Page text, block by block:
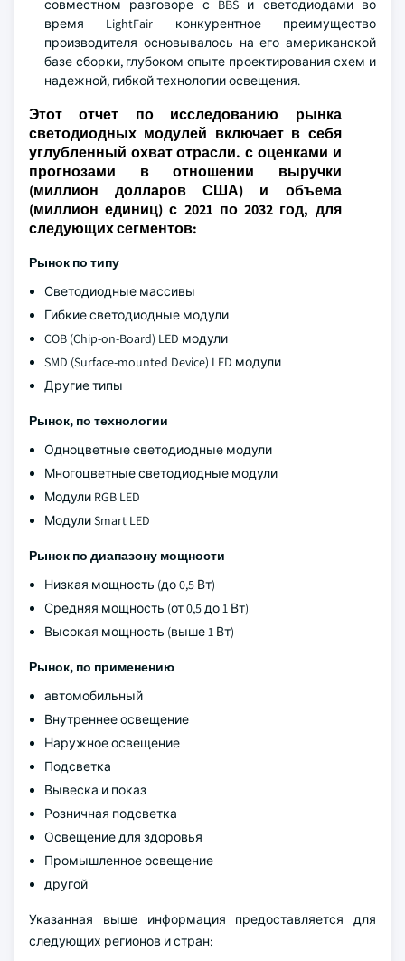
совместном разговоре с BBS и светодиодами во
время LightFair конкурентное преимущество
производителя основывалось на его американской
базе сборки, глубоком опыте проектирования схем и
надежной, гибкой технологии освещения.
Этот отчет по исследованию рынка
светодиодных модулей включает в себя
углубленный охват отрасли. с оценками и
прогнозами в отношении выручки
(миллион долларов США) и объема
(миллион единиц) с 2021 по 2032 год, для
следующих сегментов:
Рынок по типу
Светодиодные массивы
Гибкие светодиодные модули
COB (Chip-on-Board) LED модули
SMD (Surface-mounted Device) LED модули
Другие типы
Рынок, по технологии
Одноцветные светодиодные модули
Многоцветные светодиодные модули
Модули RGB LED
Модули Smart LED
Рынок по диапазону мощности
Низкая мощность (до 0,5 Вт)
Средняя мощность (от 0,5 до 1 Вт)
Высокая мощность (выше 1 Вт)
Рынок, по применению
автомобильный
Внутреннее освещение
Наружное освещение
Подсветка
Вывеска и показ
Розничная подсветка
Освещение для здоровья
Промышленное освещение
другой
Указанная выше информация предоставляется для
следующих регионов и стран: